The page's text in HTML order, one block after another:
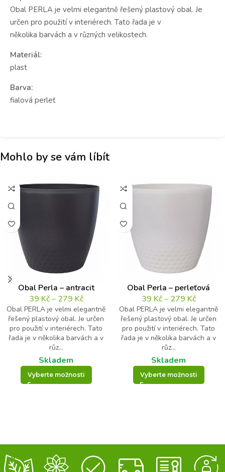
Obal PERLA je velmi elegantně řešený plastový obal. Je
určen pro použití v interiérech. Tato řada je v
několika barvách a v různých velikostech.
Materiál:
plast
Barva:
fialová perleť
Mohlo by se vám líbít
Obal Perla – antracit
39 Kč– 279 Kč
Obal PERLA je velmi elegantně
řešený plastový obal. Je určen
pro použití v interiérech. Tato
řada je v několika barvách a v
růz...
Skladem
Vyberte možnosti
Obal Perla – perleťová
39 Kč– 279 Kč
Obal PERLA je velmi elegantně
řešený plastový obal. Je určen
pro použití v interiérech. Tato
řada je v několika barvách a v
růz...
Skladem
Vyberte možnosti